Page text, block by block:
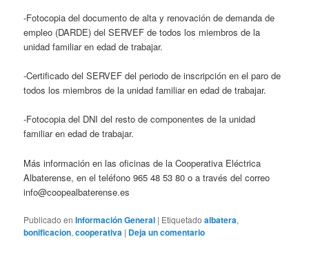
-Fotocopia del documento de alta y renovación de demanda de
empleo (DARDE) del SERVEF de todos los miembros de la
unidad familiar en edad de trabajar.
-Certificado del SERVEF del periodo de inscripción en el paro de
todos los miembros de la unidad familiar en edad de trabajar.
-Fotocopia del DNI del resto de componentes de la unidad
familiar en edad de trabajar.
Más información en las oficinas de la Cooperativa Eléctrica
Albaterense, en el teléfono 965 48 53 80 o a través del correo
info@coopealbaterense.es
Publicado en Información General | Etiquetado albatera,
bonificacion,cooperativa | Deja un comentario